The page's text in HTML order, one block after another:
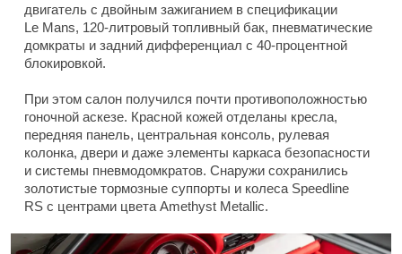
двигатель с двойным зажиганием в спецификации
Le Mans, 120-литровый топливный бак, пневматические
домкраты и задний дифференциал с 40-процентной
блокировкой.
При этом салон получился почти противоположностью
гоночной аскезе. Красной кожей отделаны кресла,
передняя панель, центральная консоль, рулевая
колонка, двери и даже элементы каркаса безопасности
и системы пневмодомкратов. Снаружи сохранились
золотистые тормозные суппорты и колеса Speedline
RS с центрами цвета Amethyst Metallic.